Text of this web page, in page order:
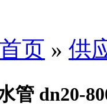
页 » 供
管 dn20-